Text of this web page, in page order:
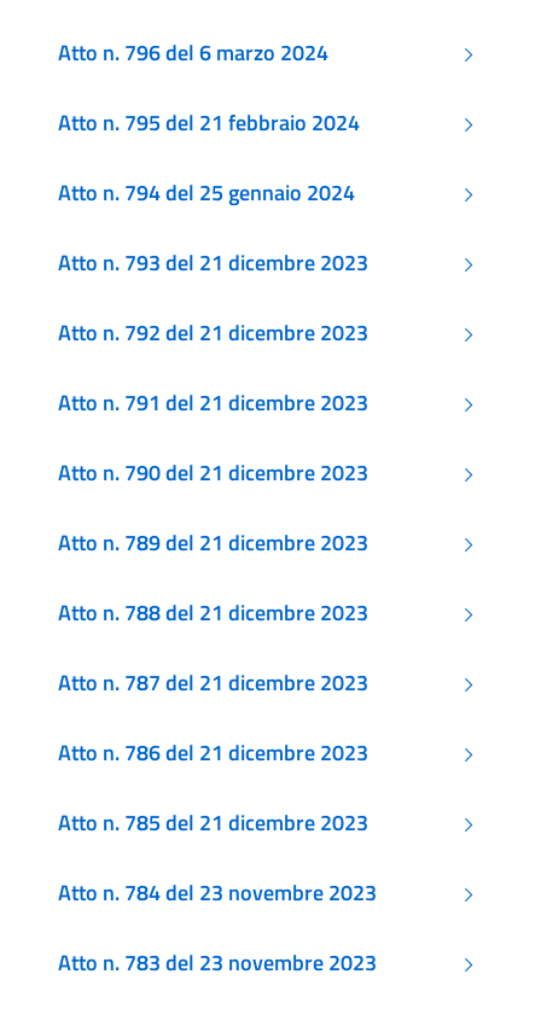
Atto n. 796 del 6 marzo 2024
Atto n. 795 del 21 febbraio 2024
Atto n. 794 del 25 gennaio 2024
Atto n. 793 del 21 dicembre 2023
Atto n. 792 del 21 dicembre 2023
Atto n. 791 del 21 dicembre 2023
Atto n. 790 del 21 dicembre 2023
Atto n. 789 del 21 dicembre 2023
Atto n. 788 del 21 dicembre 2023
Atto n. 787 del 21 dicembre 2023
Atto n. 786 del 21 dicembre 2023
Atto n. 785 del 21 dicembre 2023
Atto n. 784 del 23 novembre 2023
Atto n. 783 del 23 novembre 2023